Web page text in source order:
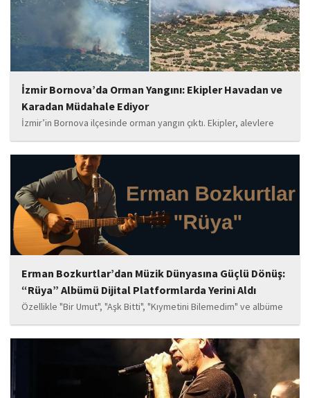
İzmir Bornova’da Orman Yangını: Ekipler Havadan ve
Karadan Müdahale Ediyor
İzmir’in Bornova ilçesinde orman yangın çıktı. Ekipler, alevlere
havadan ve karadan müdahale ediyor.
Erman Bozkurtlar’dan Müzik Dünyasına Güçlü Dönüş:
“Rüya” Albümü Dijital Platformlarda Yerini Aldı
Özellikle "Bir Umut", "Aşk Bitti", "Kıymetini Bilemedim" ve albüme
adını veren "Rüya" parçalarının kısa süre içerisinde öne çıkan
eserler arasında yer alması bekleniyor. Albüm, sanatçının önceki
çalışmalarına göre daha olgun,...